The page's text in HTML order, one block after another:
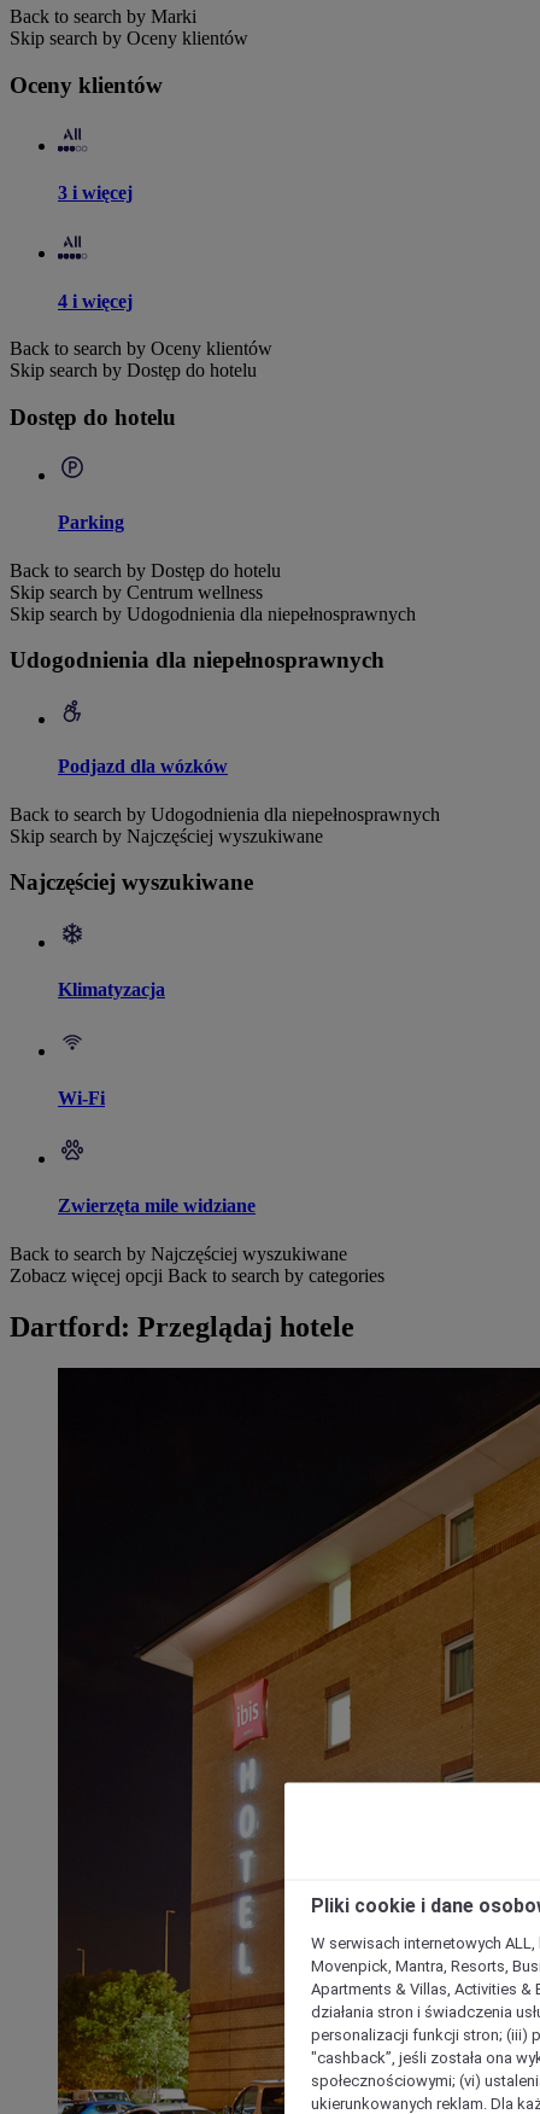
Back to search by Marki
Skip search by Oceny klientów
Oceny klientów
3 i więcej
4 i więcej
Back to search by Oceny klientów
Skip search by Dostęp do hotelu
Dostęp do hotelu
Parking
Back to search by Dostęp do hotelu
Skip search by Centrum wellness
Skip search by Udogodnienia dla niepełnosprawnych
Udogodnienia dla niepełnosprawnych
Podjazd dla wózków
Back to search by Udogodnienia dla niepełnosprawnych
Skip search by Najczęściej wyszukiwane
Najczęściej wyszukiwane
Klimatyzacja
Wi-Fi
Zwierzęta mile widziane
Back to search by Najczęściej wyszukiwane
Zobacz więcej opcji Back to search by categories
Dartford: Przeglądaj hotele
Pliki cookie i dane
W serwisach internetowych
Movenpick, Mantra, Resorts,
Apartments & Villas, Activities &
działania stron i świadczenia
personalizacji funkcji stron; (iii)
"cashback”, jeśli została ona
społecznościowymi; (vi)
ukierunkowanych reklam. Dla